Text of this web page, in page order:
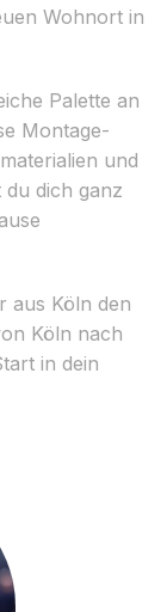
Wohnort in
Palette an
Montage-
und
du dich ganz
aus Köln den
Köln nach
in dein